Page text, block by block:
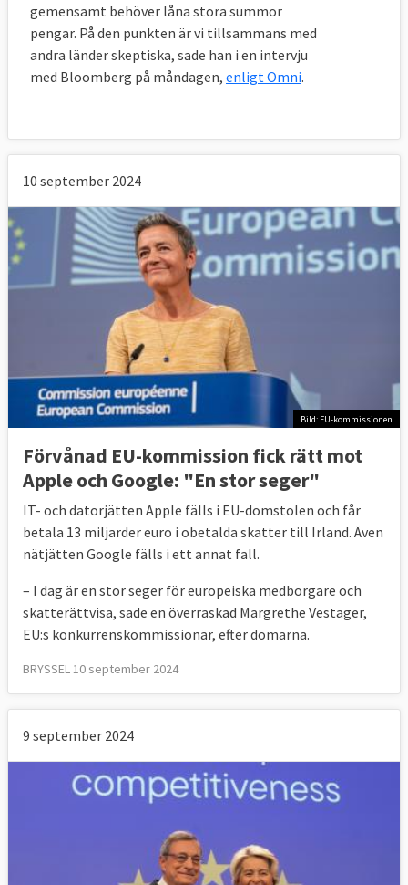
gemensamt behöver låna stora summor
pengar. På den punkten är vi tillsammans med
andra länder skeptiska, sade han i en intervju
med Bloomberg på måndagen, enligt Omni.
10 september 2024
Bild: EU-kommissionen
Förvånad EU-kommission fick rätt mot
Apple och Google: "En stor seger"
IT- och datorjätten Apple fälls i EU-domstolen och får
betala 13 miljarder euro i obetalda skatter till Irland. Även
nätjätten Google fälls i ett annat fall.
– I dag är en stor seger för europeiska medborgare och
skatterättvisa, sade en överraskad Margrethe Vestager,
EU:s konkurrenskommissionär, efter domarna.
BRYSSEL 10 september 2024
9 september 2024